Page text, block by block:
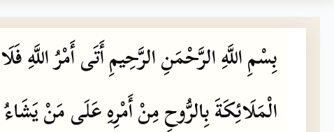
بِسْمِاللَّهِالرَّحْمَنِالرَّحِيمِأَتَىأَمْرُاللَّهِفَلَا
الْمَلَائِكَةَبِالرُّوحِمِنْأَمْرِهِعَلَىمَنْيَشَاءُ